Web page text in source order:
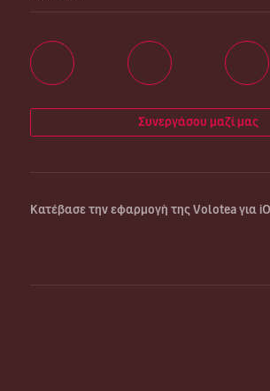
Συνεργάσου μαζί μας
Κατέβασε την εφαρμογή της Volotea για